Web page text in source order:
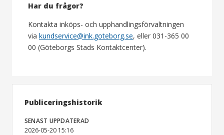
Har du frågor?
Kontakta inköps- och upphandlingsförvaltningen
via kundservice@ink.goteborg.se, eller 031-365 00
00 (Göteborgs Stads Kontaktcenter).
Publiceringshistorik
SENAST UPPDATERAD
2026-05-20 15:16